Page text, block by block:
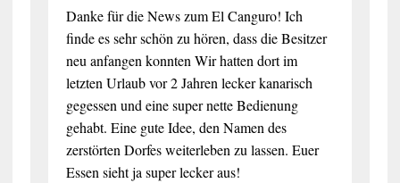
Danke für die News zum El Canguro! Ich
finde es sehr schön zu hören, dass die Besitzer
neu anfangen konnten Wir hatten dort im
letzten Urlaub vor 2 Jahren lecker kanarisch
gegessen und eine super nette Bedienung
gehabt. Eine gute Idee, den Namen des
zerstörten Dorfes weiterleben zu lassen. Euer
Essen sieht ja super lecker aus!